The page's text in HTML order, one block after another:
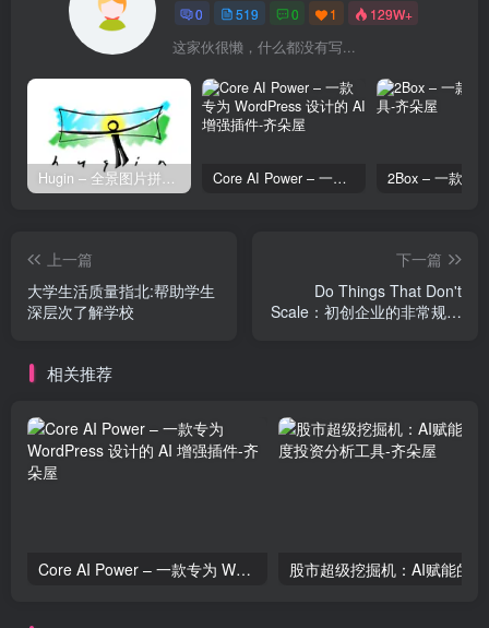
0 519 0 1 129W+
这家伙很懒，什么都没有写...
Hugin – 全景图片拼接工具 Core AI Power – 一款专为 WordPress 设计的 AI 增强插件
上一篇
大学生活质量指北:帮助学生
深层次了解学校
下一篇
Do Things That Don't
Scale：初创企业的非常规成
相关推荐
Core AI Power – 一款专为 WordPress 设计的 AI 增强插件